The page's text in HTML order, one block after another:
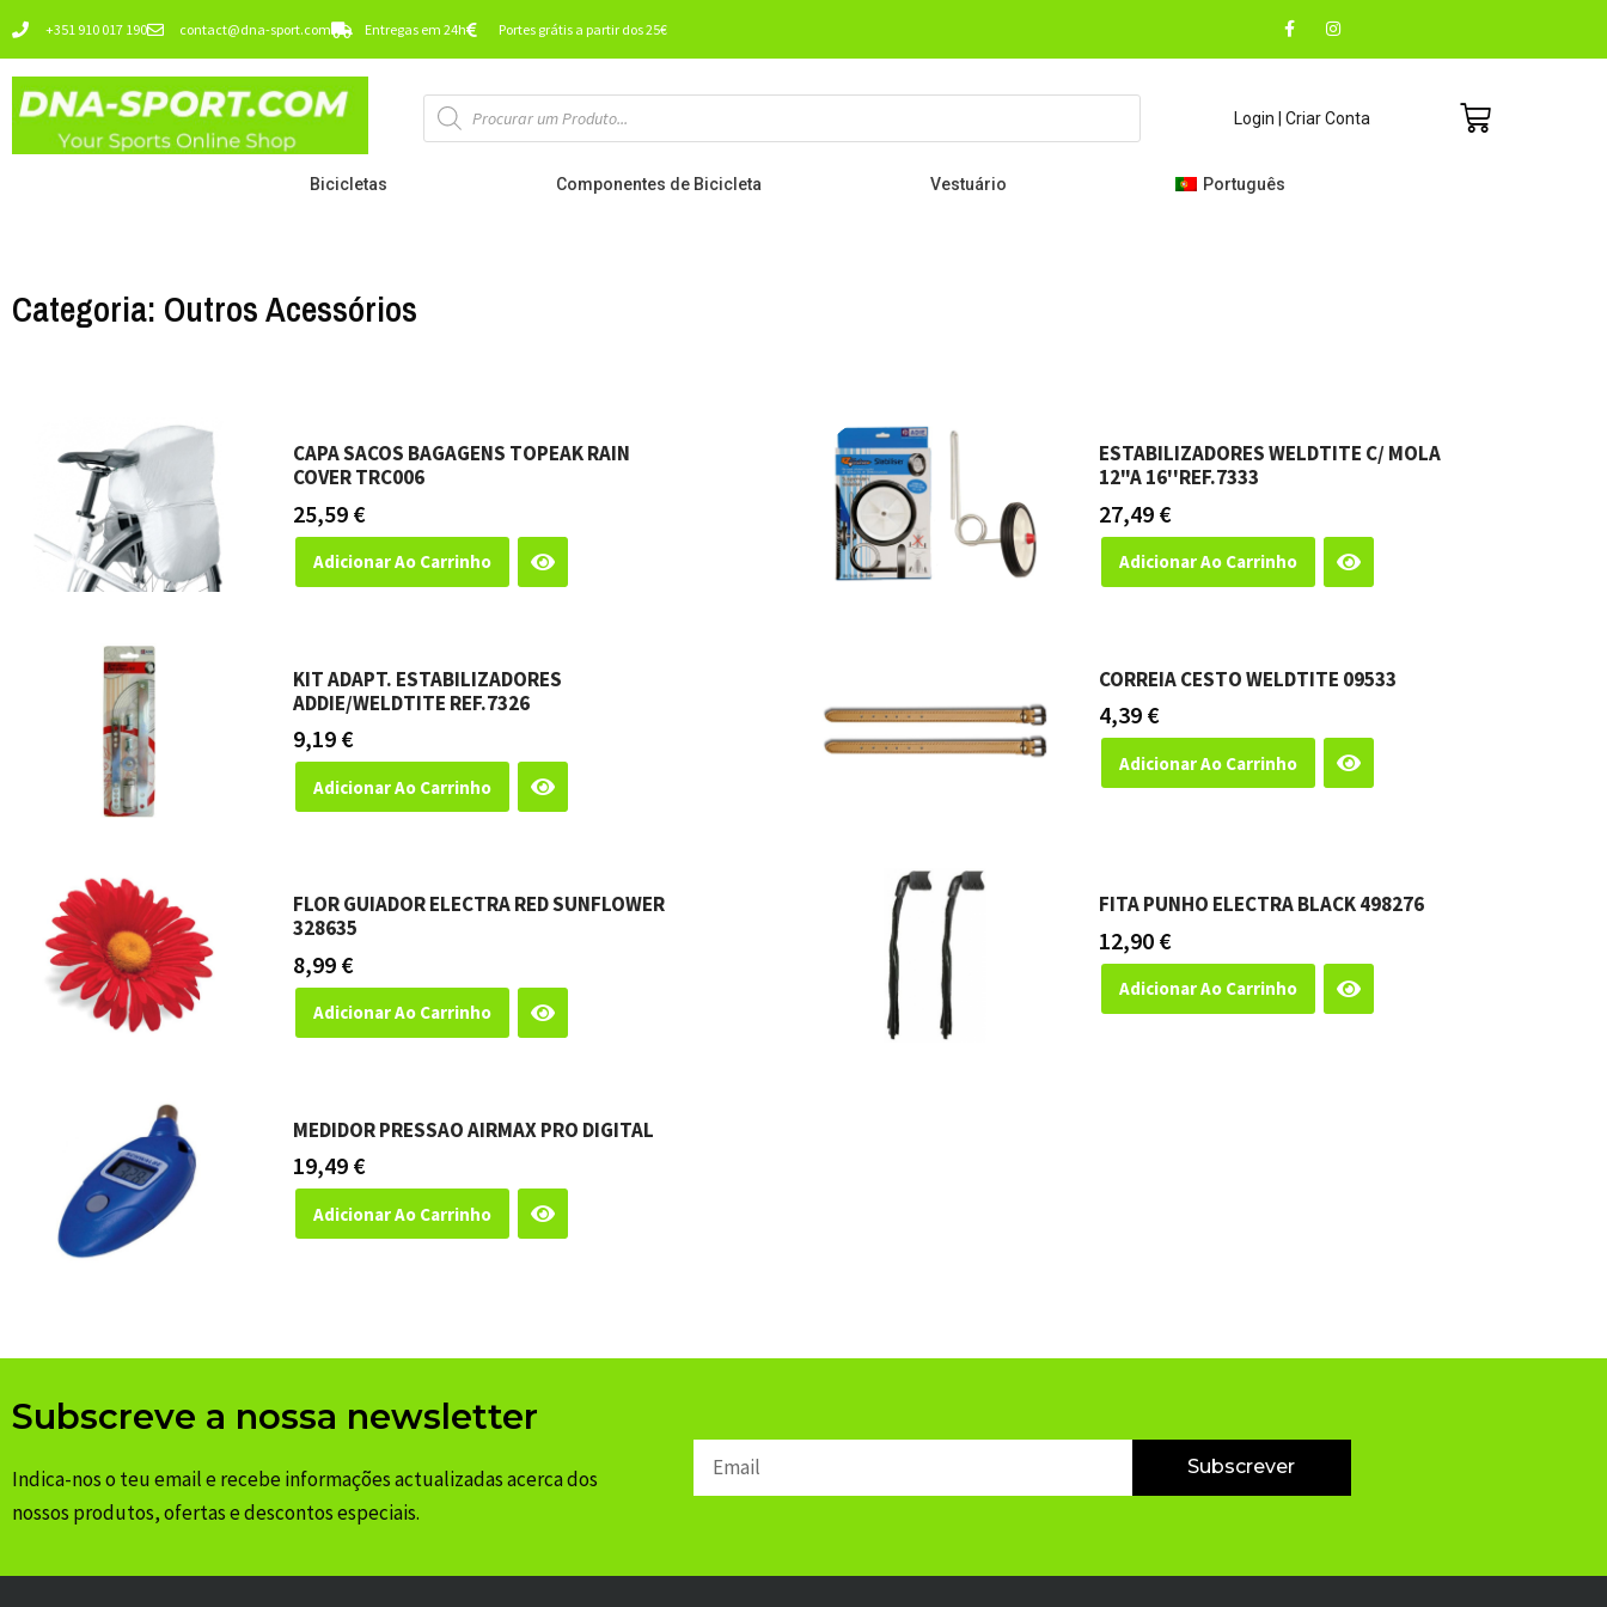
conteúdo
+351 910 017 190 contact@dna-sport.com Entregas em 24h Portes grátis a partir dos 25€ F
a
o
I
n
r
Pesquisa
de
produtos
Login | Criar Conta Carrinho
Bicicletas Componentes de Bicicleta Vestuário Português
Categoria: Outros Acessórios
CAPA SACOS BAGAGENS TOPEAK RAIN
COVER TRC006
25,59 €
Adicionar Ao Carrinho
ESTABILIZADORES WELDTITE C/ MOLA
12"A 16''REF.7333
27,49 €
Adicionar Ao Carrinho
KIT ADAPT. ESTABILIZADORES
ADDIE/WELDTITE REF.7326
9,19 €
Adicionar Ao Carrinho
CORREIA CESTO WELDTITE 09533
4,39 €
Adicionar Ao Carrinho
FLOR GUIADOR ELECTRA RED SUNFLOWER
328635
8,99 €
Adicionar Ao Carrinho
FITA PUNHO ELECTRA BLACK 498276
12,90 €
Adicionar Ao Carrinho
MEDIDOR PRESSAO AIRMAX PRO DIGITAL
19,49 €
Adicionar Ao Carrinho
Subscreve a nossa newsletter
Indica-nos o teu email e recebe informações actualizadas acerca dos
nossos produtos, ofertas e descontos especiais.
Email Subscrever